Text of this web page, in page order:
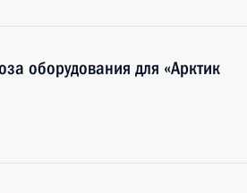
оборудования для «Арктик